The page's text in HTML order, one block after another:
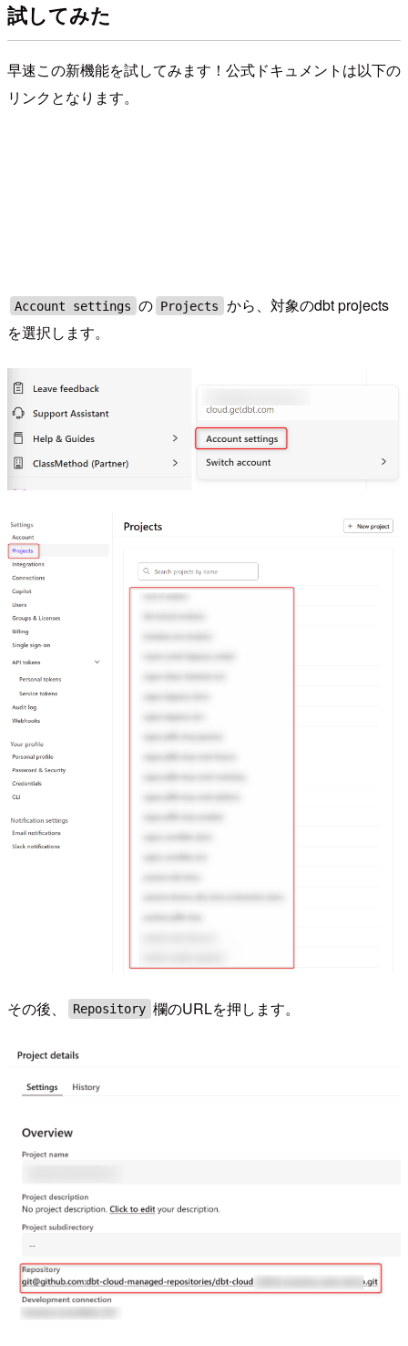
試してみた
早速この新機能を試してみます！公式ドキュメントは以下の
リンクとなります。
Account settings の Projects
から、対象のdbt projects
を選択します。
その後、 Repository 欄のURLを押します。